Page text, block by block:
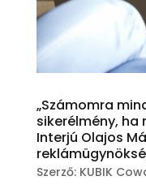
„Számomra
sikerélmény, ha
Interjú Olajos
Szerző: KUBIK